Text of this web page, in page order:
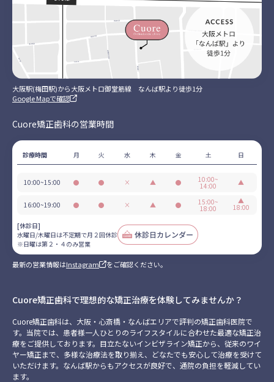
大阪駅(梅田駅)から大阪メトロ御堂筋線 なんば駅より徒歩1分
Google Mapで確認
Cuore矯正歯科の営業時間
診療時間 月 火 水 木 金 土 日
10:00~15:00
●
業
●
業
×
診
▲
定
期
月
２
回
休
診
●
業
10:00~
14:00
▲
曜
は
み
16:00~19:00
●
●
×
診
▲
定
期
で
回
●
業
15:00~
18:00
▲
18:00
[休診日]
水曜日/木曜日は不定期で月２回休診
※日曜は第２・４のみ営業
最新の営業情報はInstagram をご確認ください。
Cuore矯正歯科で理想的な矯正治療を体験してみませんか？
Cuore矯正歯科は、大阪・心斎橋・なんばエリアで評判の矯正歯科医院で
す。当院では、患者様一人ひとりのライフスタイルに合わせた最適な矯正治
療をご提供しております。目立たないインビザライン矯正から、従来のワイ
ヤー矯正まで、多様な治療法を取り揃え、どなたでも安心して治療を受けて
いただけます。なんば駅からもアクセスが良好で、通院の負担を軽減してい
ます。